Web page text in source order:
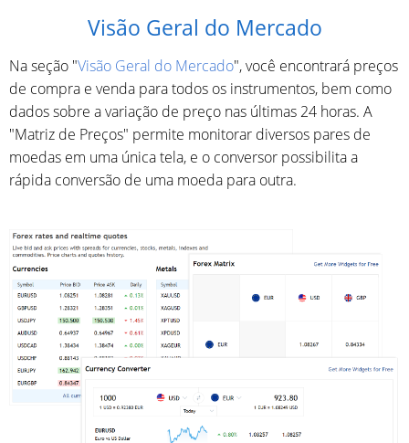
Visão Geral do Mercado
Na seção "Visão Geral do Mercado", você encontrará preços
de compra e venda para todos os instrumentos, bem como
dados sobre a variação de preço nas últimas 24 horas. A
"Matriz de Preços" permite monitorar diversos pares de
moedas em uma única tela, e o conversor possibilita a
rápida conversão de uma moeda para outra.